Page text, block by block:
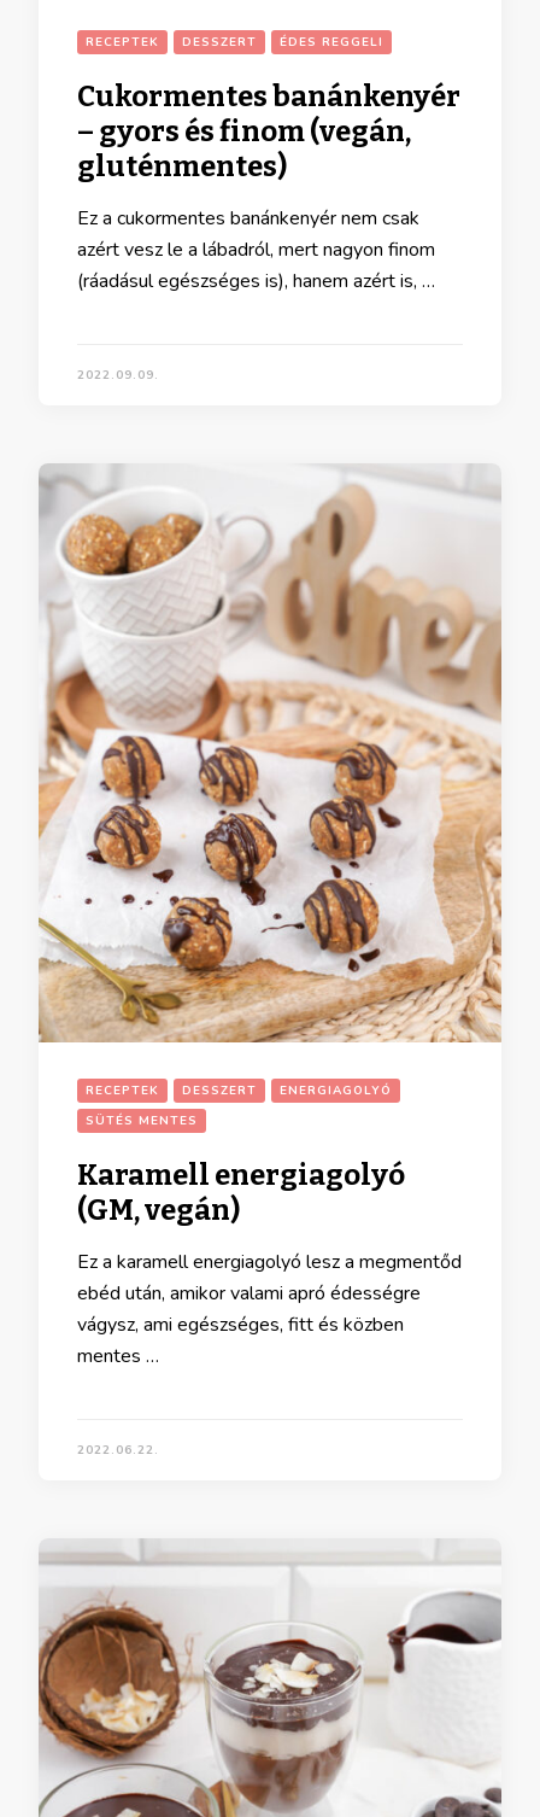
RECEPTEK DESSZERT ÉDES REGGELI
Cukormentes banánkenyér
– gyors és finom (vegán,
gluténmentes)
Ez a cukormentes banánkenyér nem csak
azért vesz le a lábadról, mert nagyon finom
(ráadásul egészséges is), hanem azért is, …
2022.09.09.
RECEPTEK DESSZERT
ENERGIAGOLYÓ
SÜTÉS MENTES
Karamell energiagolyó
(GM, vegán)
Ez a karamell energiagolyó lesz a megmentőd
ebéd után, amikor valami apró édességre
vágysz, ami egészséges, fitt és közben
mentes …
2022.06.22.